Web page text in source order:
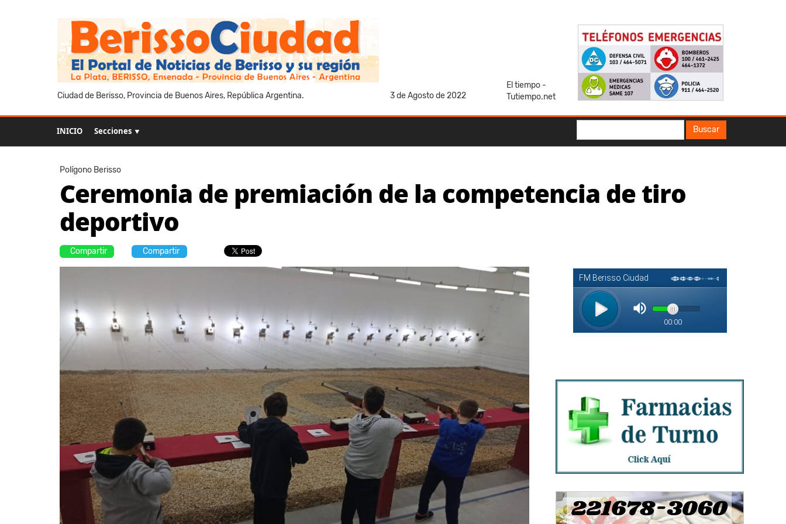
Ciudad de Berisso, Provincia de Buenos Aires, República Argentina. 3 de Agosto de 2022
El tiempo -
Tutiempo.net
INICIO Secciones ▼ Buscar
Polígono Berisso
Ceremonia de premiación de la competencia de tiro
deportivo
Compartir Compartir